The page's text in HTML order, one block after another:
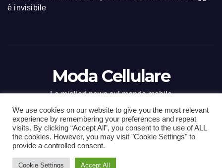
è invisibile
Moda Cellulare
Le migliori news sul mondo mobile
Proudly powered by WordPress| Tema: Newsup diThemeansar
Home ContactCONTATTI
We use cookies on our website to give you the most relevant
experience by remembering your preferences and repeat
visits. By clicking “Accept All”, you consent to the use of ALL
the cookies. However, you may visit "Cookie Settings" to
provide a controlled consent.
Cookie Settings Accept All